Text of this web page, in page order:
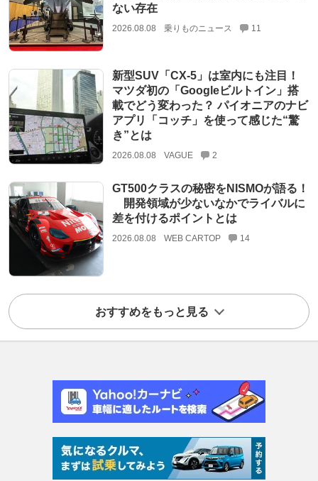
ない存在
2026.08.08 乗りものニュース 11
新型SUV「CX-5」は室内にも注目！
マツダ初の「Googleビルトイン」搭
載でどう変わった？ パイオニアのナビ
アプリ「コッチ」を使って感じた“驚
き”とは
2026.08.08 VAGUE 2
GT500クラスの秘密をNISMOが語る！
開発領域が少ないなかでライバルに
差を付けるポイントとは
2026.08.08 WEB CARTOP 14
おすすめをもっと見る